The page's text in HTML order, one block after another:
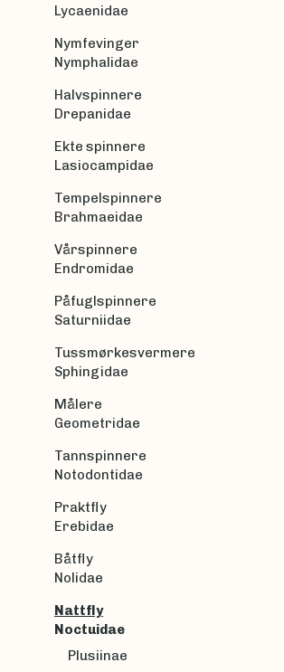
Lycaenidae
Nymfevinger
Nymphalidae
Halvspinnere
Drepanidae
Ekte spinnere
Lasiocampidae
Tempelspinnere
Brahmaeidae
Vårspinnere
Endromidae
Påfuglspinnere
Saturniidae
Tussmørkesvermere
Sphingidae
Målere
Geometridae
Tannspinnere
Notodontidae
Praktfly
Erebidae
Båtfly
Nolidae
Nattfly
Noctuidae
Plusiinae